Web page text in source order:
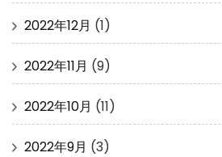
2022年12月 (1)
2022年11月 (9)
2022年10月 (11)
2022年9月 (3)